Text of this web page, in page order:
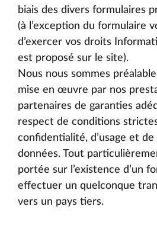
biais des divers formulaires
(à l’exception du formulaire
d’exercer vos droits
est proposé sur le site).
Nous nous sommes
mise en œuvre par nos
partenaires de garanties
respect de conditions
confidentialité, d’usage et
données. Tout
portée sur l’existence d’un
effectuer un quelconque
vers un pays tiers.